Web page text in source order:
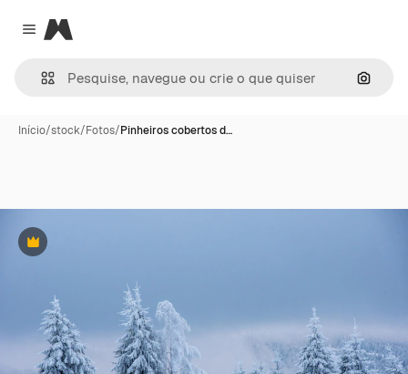
Close menu
Magnific
Início/stock/Fotos/Pinheiros cobertos d…
Premium